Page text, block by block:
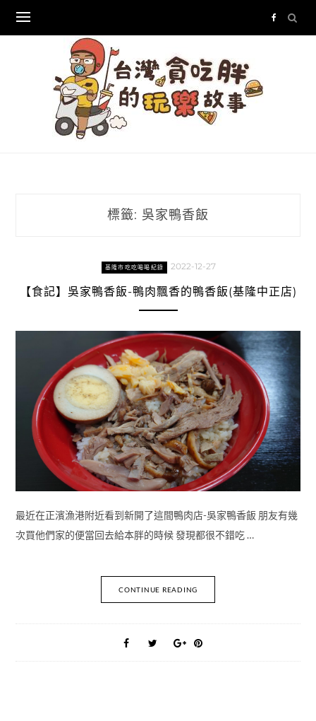
content
標籤: 吳家鴨香飯
基隆市吃吃喝喝紀錄 2022-12-27
【食記】吳家鴨香飯-鴨肉飄香的鴨香飯(基隆中正店)
最近在正濱漁港附近看到新開了這間鴨肉店-吳家鴨香飯 朋友有幾
次買他們家的便當回去給本胖的時候 發現都很不錯吃 …
CONTINUE READING